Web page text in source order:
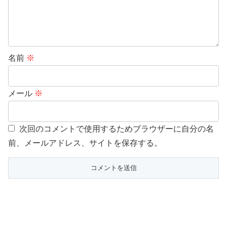
名前 ※
メール ※
次回のコメントで使用するためブラウザーに自分の名
前、メールアドレス、サイトを保存する。